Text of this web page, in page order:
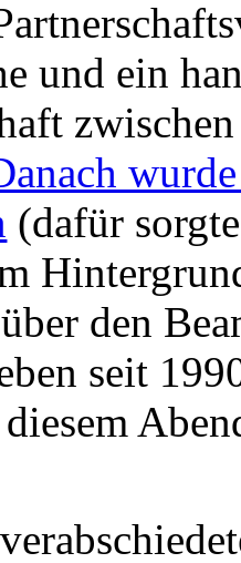
und ein
(dafür
den
seit